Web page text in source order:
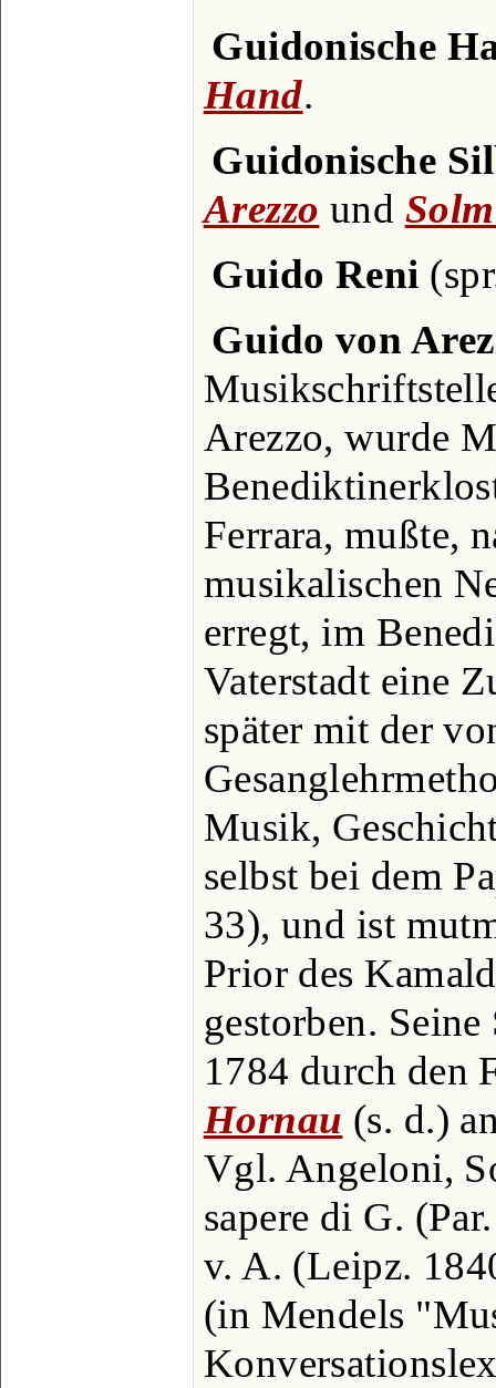
Guidonische
Hand.
Guidonische
Arezzo und
Guido Reni
Guido von
Arezzo, wurde
Ferrara, mußte,
musikalischen
erregt, im
Vaterstadt eine
später mit der
Musik,
selbst bei dem
33), und ist
Prior des
gestorben.
1784 durch den
Hornau (s. d.)
Vgl. Angeloni,
sapere di G.
v. A. (Leipz.
(in Mendels